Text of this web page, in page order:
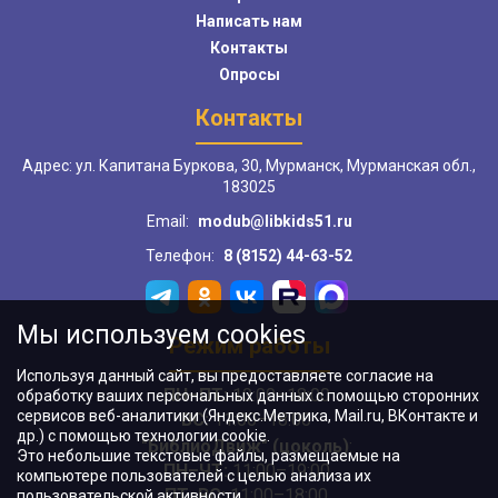
Написать нам
Контакты
Опросы
Контакты
Адрес: ул. Капитана Буркова, 30, Мурманск, Мурманская обл.,
183025
Email:
modub@libkids51.ru
Телефон:
8 (8152) 44-63-52
Режим работы
ПН–ПТ:10:00–18:00
ВС:11:00–18:00
"БиблиоДвиж" (цоколь):
ПН–ЧТ:11:00–19:00
Мы используем cookies
Используя данный сайт, вы предоставляете согласие на
обработку ваших персональных данных с помощью сторонних
сервисов веб-аналитики (Яндекс.Метрика, Mail.ru, ВКонтакте и
др.) с помощью технологии cookie.
Это небольшие текстовые файлы, размещаемые на
компьютере пользователей с целью анализа их